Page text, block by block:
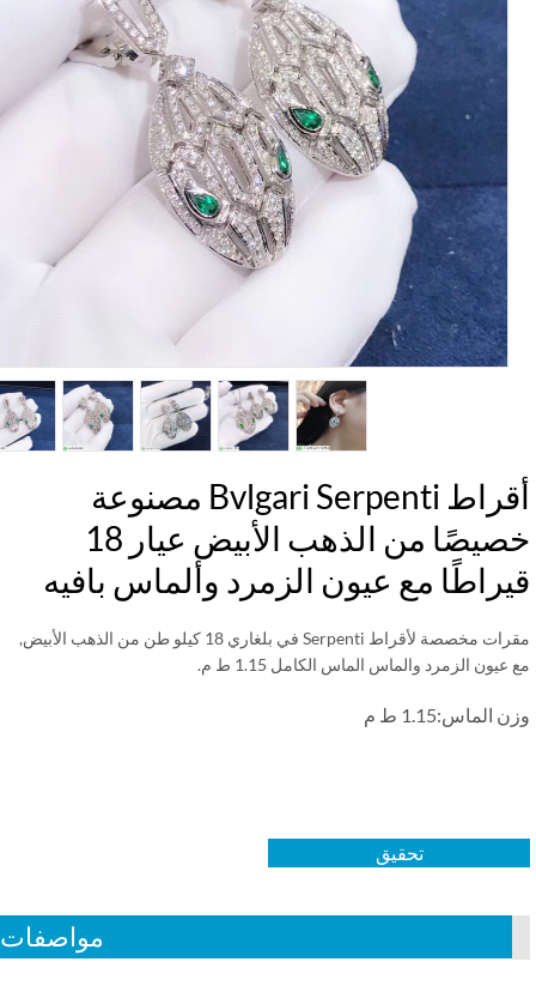
أقراط Bvlgari Serpenti مصنوعة
خصيصًا من الذهب الأبيض عيار 18
مع عيون الزمرد وألماس بافيه
مقرات مخصصة لأقراط Serpenti في بلغاري 18 كيلو طن من الذهب الأبيض,
الزمرد والماس الماس الكامل 1.15 ط م.
الماس:1.15 ط م
تحقيق
مواصفات